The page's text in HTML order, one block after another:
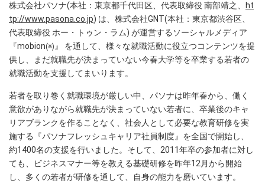
株式会社パソナ(本社：東京都千代田区、代表取締役 南部靖之、
ht
tp://www.pasona.co.jp) は、株式会社GNT(本社：東京都渋谷区、
代表取締役 ホー・トゥン・ラム) が運営するソーシャルメディア
『mobion(※) 』 を通して、様々な就職活動に役立つコンテンツを提
供し、まだ就職先が決まっていない今春大学等を卒業する若者の
就職活動を支援してまいります。
若者を取り巻く就職環境が厳しい中、パソナは昨年春から、働く
意欲がありながら就職先が決まっていない若者に、卒業後のキャ
リアブランクを作ることなく、社会人として必要な教育研修を実
施する『パソナフレッシュキャリア社員制度』を全国で開始し、
約1400名の支援を行いました。そして、2011年卒の参加者に対し
ても、ビジネスマナー等を教える基礎研修を昨年12月から開始
し、多くの若者が研修を通して、自身の能力を磨いています。